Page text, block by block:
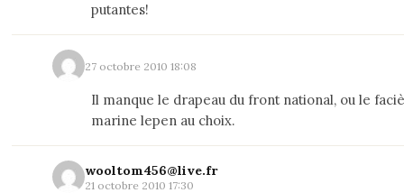
putantes!
27 octobre 2010 18:08
Il manque le drapeau du front national, ou le
marine lepen au choix.
wooltom456@live.fr
21 octobre 2010 17:30